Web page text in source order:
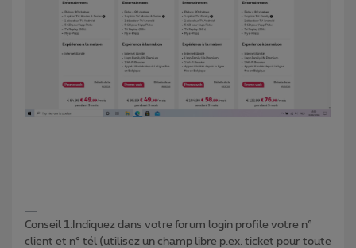
Conseil 1:Indiquez dans votre forum login profile votre n°
client et n° tél (utilisez un champ libre p.ex. ticket pour toute